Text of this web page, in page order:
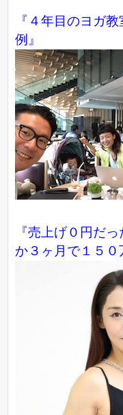
『４年目のヨガ
例』
『売上げ０円だ
か３ヶ月で１５０